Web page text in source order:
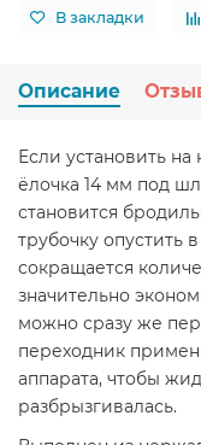
В закладки
Описание
Если установить
ёлочка 14 мм под
становится
трубочку опустить
сокращается
значительно
можно сразу же
переходник
аппарата, чтобы
разбрызгивалась.